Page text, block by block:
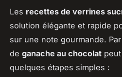
Les recettes de verrines
solution élégante et rapide
sur une note gourmande.
de ganache au chocolat
quelques étapes simples :